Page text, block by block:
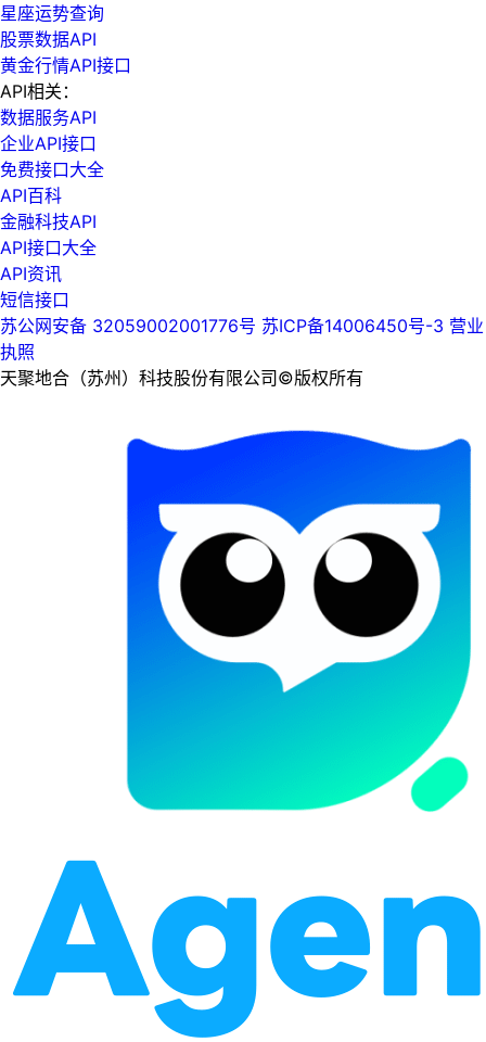
星座运势查询
股票数据API
黄金行情API接口
API相关：
数据服务API
企业API接口
免费接口大全
API百科
金融科技API
API接口大全
API资讯
短信接口
苏公网安备 32059002001776号 苏ICP备14006450号-3 营业
执照
天聚地合（苏州）科技股份有限公司©版权所有